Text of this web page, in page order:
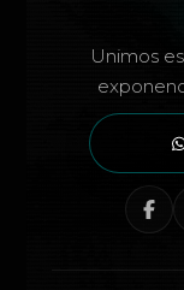
Unimos